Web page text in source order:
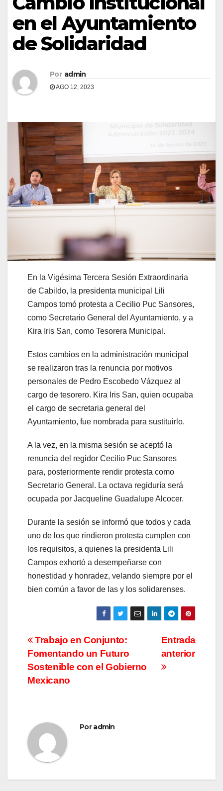
en el Ayuntamiento
de Solidaridad
Por admin
AGO 12, 2023
En la Vigésima Tercera Sesión Extraordinaria
de Cabildo, la presidenta municipal Lili
Campos tomó protesta a Cecilio Puc Sansores,
como Secretario General del Ayuntamiento, y a
Kira Iris San, como Tesorera Municipal.
Estos cambios en la administración municipal
se realizaron tras la renuncia por motivos
personales de Pedro Escobedo Vázquez al
cargo de tesorero. Kira Iris San, quien ocupaba
el cargo de secretaria general del
Ayuntamiento, fue nombrada para sustituirlo.
A la vez, en la misma sesión se aceptó la
renuncia del regidor Cecilio Puc Sansores
para, posteriormente rendir protesta como
Secretario General. La octava regiduría será
ocupada por Jacqueline Guadalupe Alcocer.
Durante la sesión se informó que todos y cada
uno de los que rindieron protesta cumplen con
los requisitos, a quienes la presidenta Lili
Campos exhortó a desempeñarse con
honestidad y honradez, velando siempre por el
bien común a favor de las y los solidarenses.
Navegación
de
entradas
Entrada
anterior
Trabajo en Conjunto:
Fomentando un Futuro
Sostenible con el Gobierno
Mexicano
Poradmin